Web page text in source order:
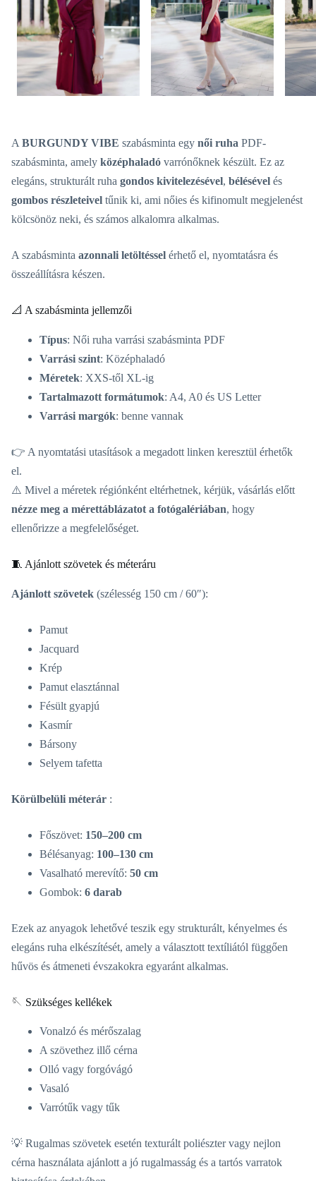
A BURGUNDY VIBE szabásminta egy női ruha PDF-
szabásminta, amely középhaladó varrónőknek készült. Ez az
elegáns, strukturált ruha gondos kivitelezésével, bélésével és
gombos részleteivel tűnik ki, ami nőies és kifinomult megjelenést
kölcsönöz neki, és számos alkalomra alkalmas.
A szabásminta azonnali letöltéssel érhető el, nyomtatásra és
összeállításra készen.
📐 A szabásminta jellemzői
Típus: Női ruha varrási szabásminta PDF
Varrási szint: Középhaladó
Méretek: XXS-től XL-ig
Tartalmazott formátumok: A4, A0 és US Letter
Varrási margók: benne vannak
👉 A nyomtatási utasítások a megadott linken keresztül érhetők
el.
⚠️ Mivel a méretek régiónként eltérhetnek, kérjük, vásárlás előtt
nézze meg a mérettáblázatot a fotógalériában, hogy
ellenőrizze a megfelelőséget.
🧵 Ajánlott szövetek és méteráru
Ajánlott szövetek (szélesség 150 cm / 60″):
Pamut
Jacquard
Krép
Pamut elasztánnal
Fésült gyapjú
Kasmír
Bársony
Selyem tafetta
Körülbelüli méterár :
Főszövet: 150–200 cm
Bélésanyag: 100–130 cm
Vasalható merevítő: 50 cm
Gombok: 6 darab
Ezek az anyagok lehetővé teszik egy strukturált, kényelmes és
elegáns ruha elkészítését, amely a választott textíliától függően
hűvös és átmeneti évszakokra egyaránt alkalmas.
🪡 Szükséges kellékek
Vonalzó és mérőszalag
A szövethez illő cérna
Olló vagy forgóvágó
Vasaló
Varrótűk vagy tűk
💡 Rugalmas szövetek esetén texturált poliészter vagy nejlon
cérna használata ajánlott a jó rugalmasság és a tartós varratok